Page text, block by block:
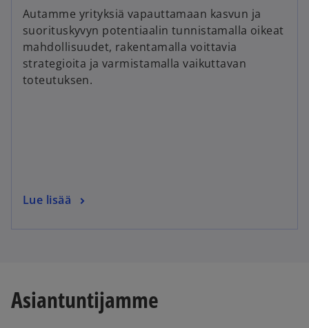
Autamme yrityksiä vapauttamaan kasvun ja
suorituskyvyn potentiaalin tunnistamalla oikeat
mahdollisuudet, rakentamalla voittavia
strategioita ja varmistamalla vaikuttavan
toteutuksen.
Lue lisää
Asiantuntijamme